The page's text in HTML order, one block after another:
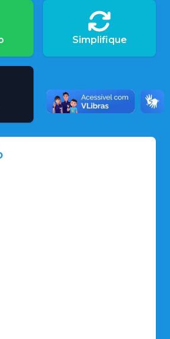
Simplifique